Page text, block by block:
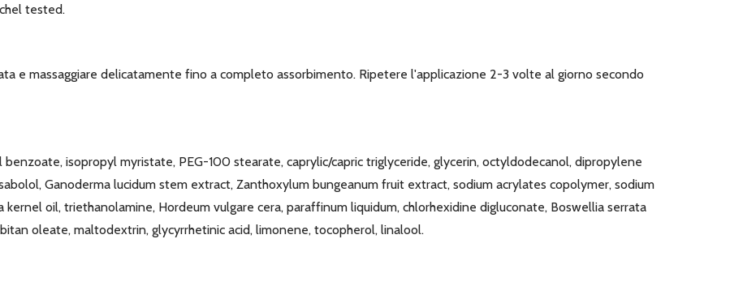
tested.
e massaggiare delicatamente fino a completo assorbimento. Ripetere l'applicazione 2-3 volte al giorno secondo
benzoate, isopropyl myristate, PEG-100 stearate, caprylic/capric triglyceride, glycerin, octyldodecanol, dipropylene
Ganoderma lucidum stem extract, Zanthoxylum bungeanum fruit extract, sodium acrylates copolymer, sodium
kernel oil, triethanolamine, Hordeum vulgare cera, paraffinum liquidum, chlorhexidine digluconate, Boswellia serrata
oleate, maltodextrin, glycyrrhetinic acid, limonene, tocopherol, linalool.